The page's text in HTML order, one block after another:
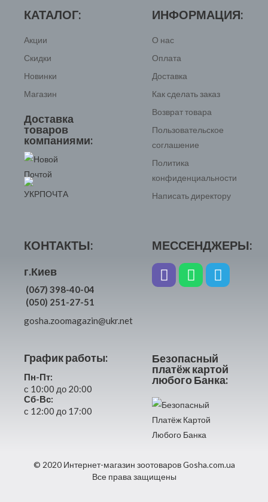
КАТАЛОГ:
Акции
Скидки
Новинки
Магазин
Доставка
товаров
компаниями:
ИНФОРМАЦИЯ:
О нас
Оплата
Доставка
Как сделать заказ
Возврат товара
Пользовательское
соглашение
Политика
конфиденциальности
Написать директору
КОНТАКТЫ:
г.Киев
(067) 398-40-04
(050) 251-27-51
gosha.zoomagazin@ukr.net
График работы:
Пн-Пт:
с 10:00 до 20:00
Сб-Вс:
с 12:00 до 17:00
МЕССЕНДЖЕРЫ:
Безопасный
платёж картой
любого Банка:
© 2020 Интернет-магазин зоотоваров Gosha.com.ua
Все права защищены